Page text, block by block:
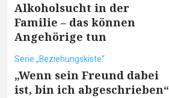
Alkoholsucht in der
Familie – das können
Angehörige tun
Serie „Beziehungskiste“
„Wenn sein Freund dabei
ist, bin ich abgeschrieben“